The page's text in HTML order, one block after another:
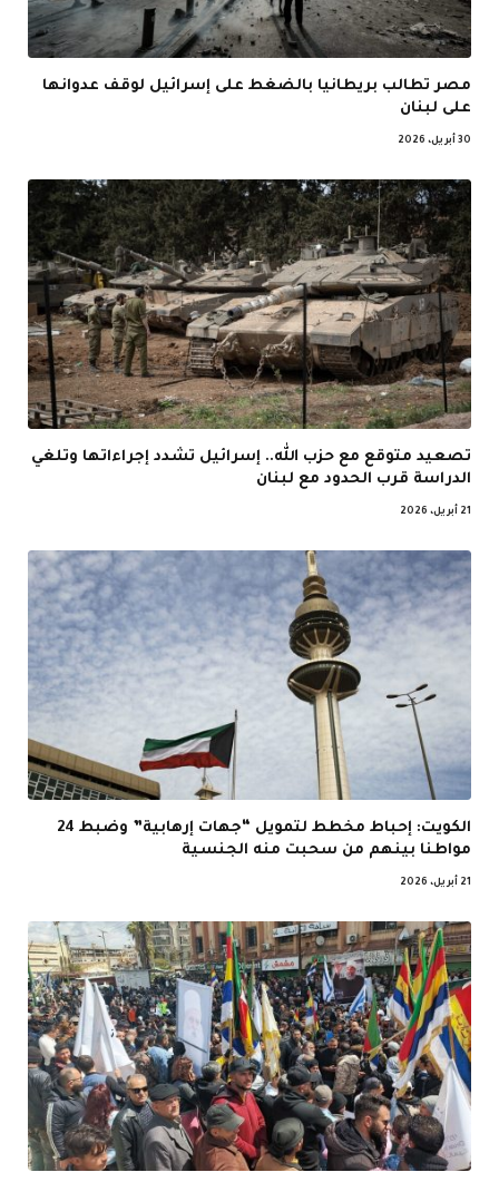
مصر تطالب بريطانيا بالضغط على إسرائيل لوقف عدوانها
على لبنان
30 أبريل، 2026
تصعيد متوقع مع حزب الله.. إسرائيل تشدد إجراءاتها وتلغي
الدراسة قرب الحدود مع لبنان
21 أبريل، 2026
الكويت: إحباط مخطط لتمويل “جهات إرهابية” وضبط 24
مواطنا بينهم من سحبت منه الجنسية
21 أبريل، 2026